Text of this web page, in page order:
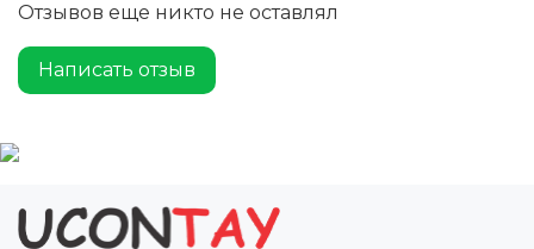
Отзывов еще никто не оставлял
Написать отзыв